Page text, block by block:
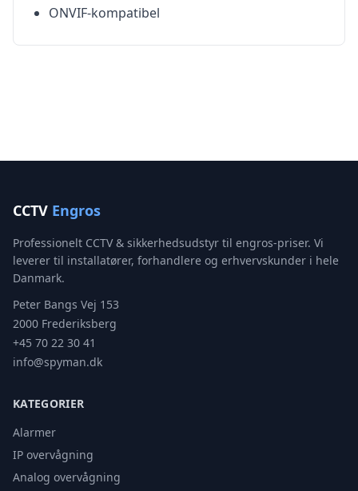
ONVIF-kompatibel
CCTV Engros
Professionelt CCTV & sikkerhedsudstyr til engros-priser. Vi
leverer til installatører, forhandlere og erhvervskunder i hele
Danmark.
Peter Bangs Vej 153
2000 Frederiksberg
+45 70 22 30 41
info@spyman.dk
KATEGORIER
Alarmer
IP overvågning
Analog overvågning